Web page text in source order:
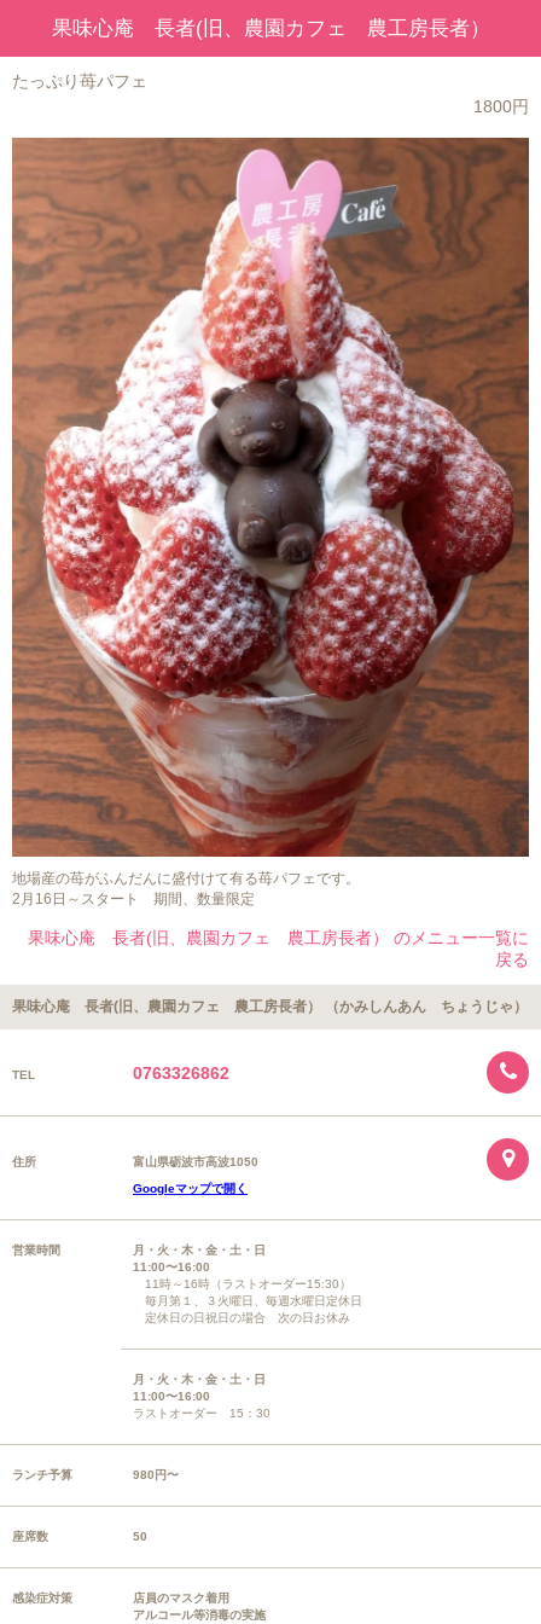
果味心庵 長者(旧、農園カフェ 農工房長者）
たっぷり苺パフェ
1800円
地場産の苺がふんだんに盛付けて有る苺パフェです。
2月16日～スタート 期間、数量限定
果味心庵 長者(旧、農園カフェ 農工房長者） のメニュー一覧に
戻る
果味心庵 長者(旧、農園カフェ 農工房長者） （かみしんあん ちょうじゃ）
TEL 0763326862
住所
富山県砺波市高波1050
Googleマップで開く
営業時間
月・火・木・金・土・日
11:00〜16:00
11時～16時（ラストオーダー15:30）
毎月第１、３火曜日、毎週水曜日定休日
定休日の日祝日の場合 次の日お休み
月・火・木・金・土・日
11:00〜16:00
ラストオーダー 15：30
ランチ予算 980円〜
座席数 50
感染症対策
店員のマスク着用
アルコール等消毒の実施